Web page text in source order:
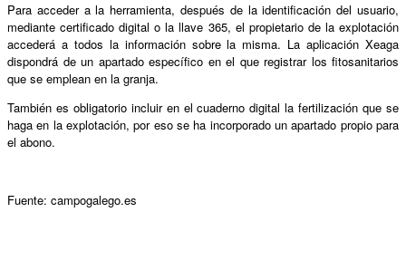
Para acceder a la herramienta, después de la identificación del usuario,
mediante certificado digital o la llave 365, el propietario de la explotación
accederá a todos la información sobre la misma. La aplicación Xeaga
dispondrá de un apartado específico en el que registrar los fitosanitarios
que se emplean en la granja.
También es obligatorio incluir en el cuaderno digital la fertilización que se
haga en la explotación, por eso se ha incorporado un apartado propio para
el abono.
Fuente: campogalego.es